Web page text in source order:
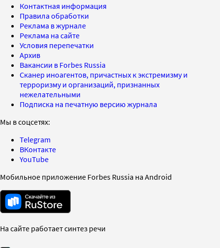
Контактная информация
Правила обработки
Реклама в журнале
Реклама на сайте
Условия перепечатки
Архив
Вакансии в Forbes Russia
Сканер иноагентов, причастных к экстремизму и
терроризму и организаций, признанных
нежелательными
Подписка на печатную версию журнала
Мы в соцсетях:
Telegram
ВКонтакте
YouTube
Мобильное приложение Forbes Russia на Android
На сайте работает синтез речи